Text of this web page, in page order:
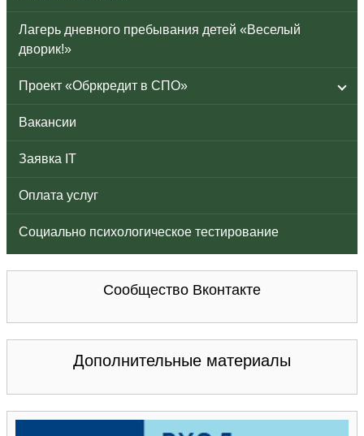
Лагерь дневного пребывания детей «Веселый
дворик!»
Проект «Обркредит в СПО»
Вакансии
Заявка IT
Оплата услуг
Социально психологическое тестирование
Сообщество Вконтакте
Дополнительные материалы